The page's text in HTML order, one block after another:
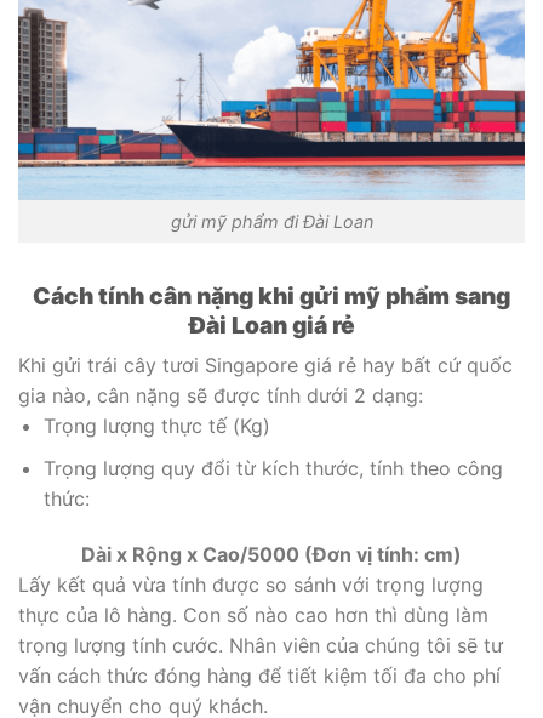
gửi mỹ phẩm đi Đài Loan
Cách tính cân nặng khi gửi mỹ phẩm sang
Đài Loan giá rẻ
Khi gửi trái cây tươi Singapore giá rẻ hay bất cứ quốc
gia nào, cân nặng sẽ được tính dưới 2 dạng:
Trọng lượng thực tế (Kg)
Trọng lượng quy đổi từ kích thước, tính theo công
thức:
Dài x Rộng x Cao/5000 (Đơn vị tính: cm)
Lấy kết quả vừa tính được so sánh với trọng lượng
thực của lô hàng. Con số nào cao hơn thì dùng làm
trọng lượng tính cước. Nhân viên của chúng tôi sẽ tư
vấn cách thức đóng hàng để tiết kiệm tối đa cho phí
vận chuyển cho quý khách.